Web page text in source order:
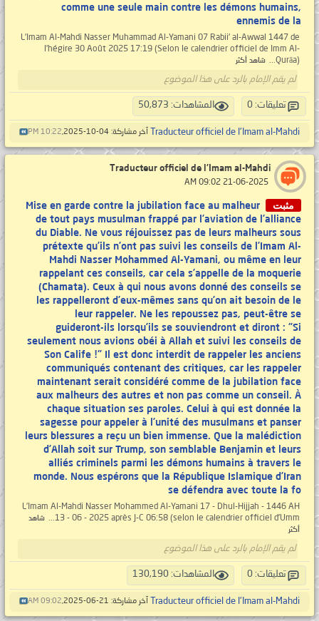
comme une seule main contre les démons humains,
ennemis de la
L’Imam Al-Mahdi Nasser Muhammad Al-Yamani 07 Rabii' al-Awwal 1447 de
l’hégire 30 Août 2025 17:19 (Selon le calendrier officiel de Imm Al-
Qurāa)...
شاهد أكثر
لم يقم الإمام بالرد على هذا الموضوع
تعليقات: 0 المشاهدات: 50,873
Traducteur officiel de l'Imam al-Mahdi آخر مشاركة: 04-10-2025, 10:22 PM
Traducteur officiel de l'Imam al-Mahdi
مثبت
Mise en garde contre la jubilation face au malheur
de tout pays musulman frappé par l’aviation de l’alliance
du Diable. Ne vous réjouissez pas de leurs malheurs sous
prétexte qu’ils n’ont pas suivi les conseils de l’Imam Al-
Mahdi Nasser Mohammed Al-Yamani, ou même en leur
rappelant ces conseils, car cela s’appelle de la moquerie
(Chamata). Ceux à qui nous avons donné des conseils se
les rappelleront d’eux-mêmes sans qu’on ait besoin de le
leur rappeler. Ne les repoussez pas, peut-être se
guideront-ils lorsqu’ils se souviendront et diront : "Si
seulement nous avions obéi à Allah et suivi les conseils de
Son Calife !" Il est donc interdit de rappeler les anciens
communiqués contenant des critiques, car les rappeler
maintenant serait considéré comme de la jubilation face
aux malheurs des autres et non pas comme un conseil. À
chaque situation ses paroles. Celui à qui est donnée la
sagesse pour appeler à l’unité des musulmans et panser
leurs blessures a reçu un bien immense. Que la malédiction
d’Allah soit sur Trump, son semblable Benjamin et leurs
alliés criminels parmi les démons humains à travers le
monde. Nous espérons que la République Islamique d’Iran
se défendra avec toute la fo
L’Imam Al-Mahdi Nasser Mohammed Al-Yamani 17 - Dhul-Hijjah - 1446 AH
13 - 06 - 2025 après J-C 06:58 (selon le calendrier officiel d’Umm...
شاهد
أكثر
لم يقم الإمام بالرد على هذا الموضوع
تعليقات: 0 المشاهدات: 130,190
Traducteur officiel de l'Imam al-Mahdi آخر مشاركة: 21-06-2025, 09:02 AM